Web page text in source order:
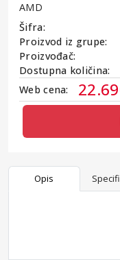
AMD
Šifra:
Proizvod iz grupe:
Proizvođač:
Dostupna količina:
Web cena:
Opis